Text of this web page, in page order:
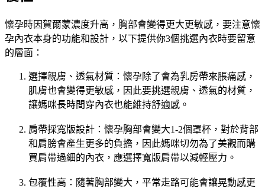
懷孕時因賀爾蒙濃度升高，胸部會變得更大更敏感，要注意懷
孕內衣本身的功能和設計，以下提供你3個挑選內衣時要留意
的層面：
選擇親膚、透氣材質：懷孕除了會為乳房帶來脹痛感，
肌膚也會變得更敏感，因此要挑選親膚、透氣的材質，
讓媽咪長時間穿內衣也能維持舒適感。
肩帶採寬版設計：懷孕胸部會變大1-2個罩杯，對於背部
和肩膀會產生更多的負擔，因此媽咪切勿為了美觀而購
買肩帶過細的內衣，應選擇寬版肩帶以減輕壓力。
包覆性高：隨著胸部變大，平常走路可能會讓晃動感更